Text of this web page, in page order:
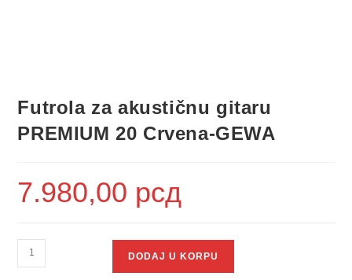
Futrola za akustičnu gitaru
PREMIUM 20 Crvena-GEWA
7.980,00 рсд
DODAJ U KORPU